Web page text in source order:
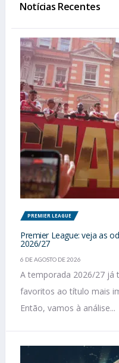
Notícias Recentes
PREMIER LEAGUE
Premier League: veja as
2026/27
6 DE AGOSTO DE 2026
A temporada 2026/27 já
favoritos ao título mais
Então, vamos à análise...